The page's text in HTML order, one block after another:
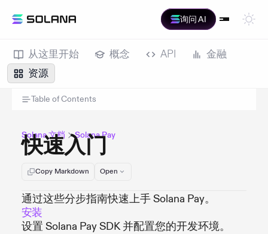
询问 AI
从这里开始 概念 API
金融
资源
Table of Contents
Solana 文档 Solana Pay
快速入门
Copy Markdown Open
通过这些分步指南快速上手 Solana Pay。
安装
设置 Solana Pay SDK 并配置您的开发环境。